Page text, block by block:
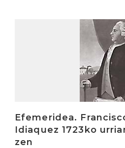
Efemeridea.
Idiaquez 1723ko
zen